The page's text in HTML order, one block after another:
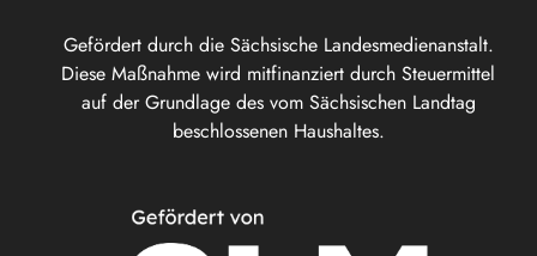
Gefördert durch die Sächsische Landesmedienanstalt.
Diese Maßnahme wird mitfinanziert durch Steuermittel
auf der Grundlage des vom Sächsischen Landtag
beschlossenen Haushaltes.